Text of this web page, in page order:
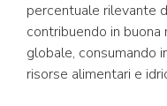
percentuale rilevante
contribuendo in
globale, consumando
risorse alimentari e